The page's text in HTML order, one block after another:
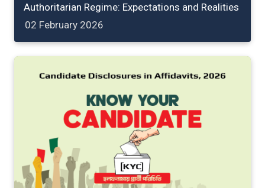
Authoritarian Regime: Expectations and Realities
02 February 2026